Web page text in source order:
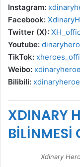
Instagram:
Facebook:
Twitter (X):
Youtube:
TikTok:
Weibo:
Bilibili:
XDINARY
BİLİNMESİ
Xdinary